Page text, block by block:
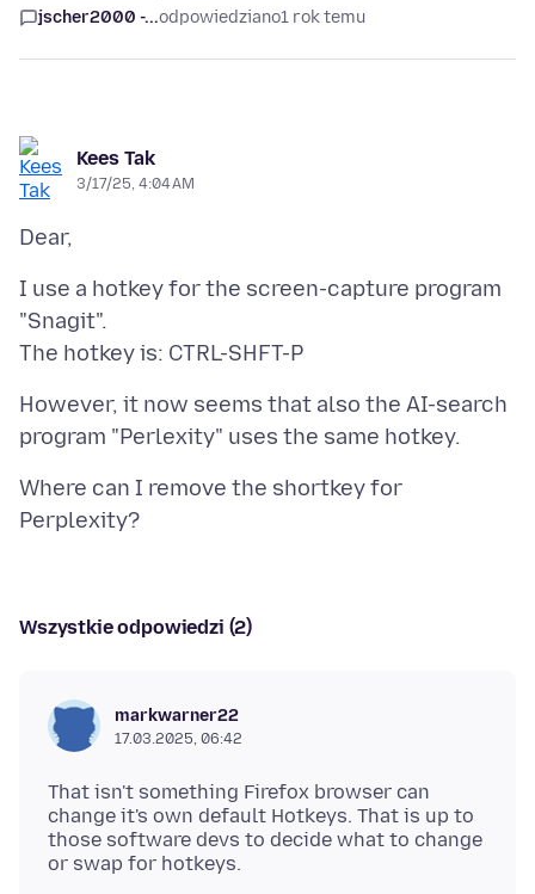
jscher2000 -...odpowiedziano1 rok temu
Kees Tak
3/17/25, 4:04 AM
I use a hotkey for the screen-capture program
"Snagit".
However, it now seems that also the AI-search
Where can I remove the shortkey for
Wszystkie odpowiedzi (2)
markwarner22
17.03.2025, 06:42
That isn't something Firefox browser can
change it's own default Hotkeys. That is up to
those software devs to decide what to change